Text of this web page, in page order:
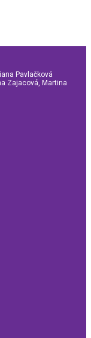
Pavlačková
Zajacová, Martina